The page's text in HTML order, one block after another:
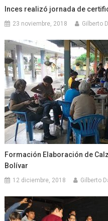
Inces realizó jornada de
23 noviembre, 2018 Gilberto
Formación Elaboración de
Bolívar
12 diciembre, 2018 Gilberto